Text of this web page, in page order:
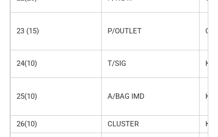
23 (15) Р/OUTLET
24(10) T/SIG
25(10) A/BAG IMD
26(10) CLUSTER